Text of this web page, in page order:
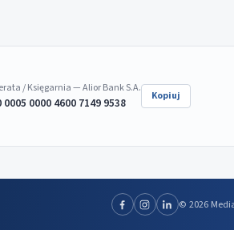
/ Księgarnia — Alior Bank S.A.
0005 0000 4600 7149 9538 Kopiuj
© 2026